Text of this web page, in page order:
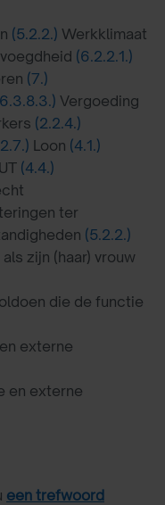
(5.2.2.) Werkklimaat
(6.2.2.1.)
(7.)
Vergoeding
(2.2.4.)
Loon (4.1.)
(4.4.)
ter
(5.2.2.)
zijn (haar) vrouw
die de functie
externe
en externe
een trefwoord